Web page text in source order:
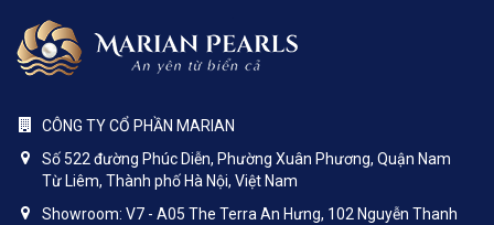
CÔNG TY CỔ PHẦN MARIAN
Số 522 đường Phúc Diễn, Phường Xuân Phương, Quận Nam
Từ Liêm, Thành phố Hà Nội, Việt Nam
Showroom: V7 - A05 The Terra An Hưng, 102 Nguyễn Thanh